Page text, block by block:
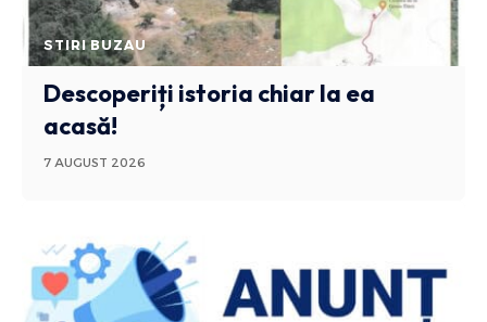
STIRI BUZAU
Descoperiți istoria chiar la ea
acasă!
7 AUGUST 2026